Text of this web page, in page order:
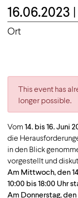
16.06.2023
Ort
This event has
longer possible.
Vom 14. bis 16. Juni
die
in den Blick
vorgestellt und
Am Mittwoch, den
10:00 bis 18:00 Uhr
Am Donnerstag,